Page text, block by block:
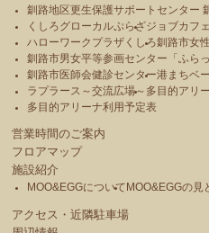
釧路地区更生保護サポートセンター
くしろグローカルぷらざジョブカフ
ハローワークプラザくしろ釧路市女
釧路市男女平等参画センター「ふら
釧路市医師会健診センター港まちベ
ラプラース～交流広場～ 多目的アリ
多目的アリーナ利用予定表
営業時間のご案内
フロアマップ
施設紹介
MOO&EGGについて MOO&EGGの見
アクセス・近隣駐車場